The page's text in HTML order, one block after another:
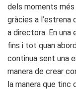
dels moments
gràcies a l’estrena
a directora. En una
fins i tot quan
continua sent una
manera de crear
la manera que tinc